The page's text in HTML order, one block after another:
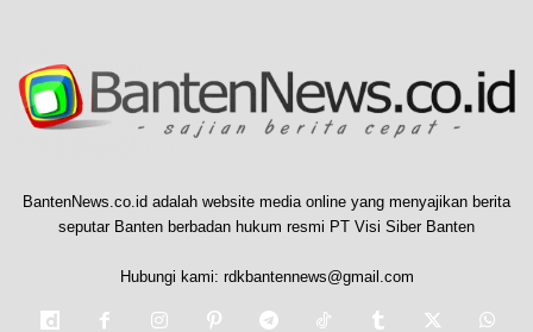
BantenNews.co.id adalah website media online yang menyajikan berita
seputar Banten berbadan hukum resmi PT Visi Siber Banten
Hubungi kami: rdkbantennews@gmail.com